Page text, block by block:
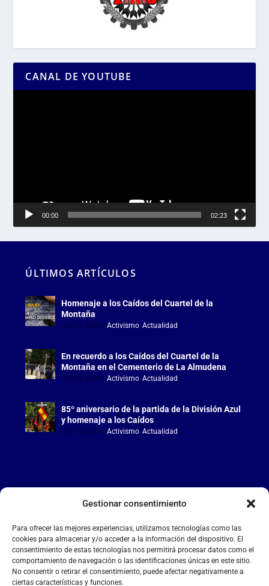
Gestionar consentimiento
Para ofrecer las mejores experiencias, utilizamos tecnologías como las
cookies para almacenar y/o acceder a la información del dispositivo. El
consentimiento de estas tecnologías nos permitirá procesar datos como el
comportamiento de navegación o las identificaciones únicas en este sitio.
No consentir o retirar el consentimiento, puede afectar negativamente a
ciertas características y funciones.
CANAL DE YOUTUBE
00:00 02:23
ÚLTIMOS ARTÍCULOS
Homenaje a los Caídos del Cuartel de la
Montaña
Jul 18, 2026 |Activismo,Actualidad
En recuerdo a los Caídos del Cuartel de la
Montaña en el Cementerio de La Almudena
Jul 18, 2026 |Activismo,Actualidad
85º aniversario de la partida de la División Azul
y homenaje a los Caídos
Jul 15, 2026 |Activismo,Actualidad
LA FALANGE
Reproductor
de
vídeo